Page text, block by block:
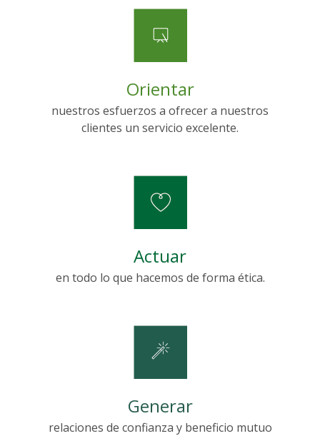
Orientar
nuestros esfuerzos a ofrecer a nuestros
clientes un servicio excelente.
Actuar
en todo lo que hacemos de forma ética.
Generar
relaciones de confianza y beneficio mutuo